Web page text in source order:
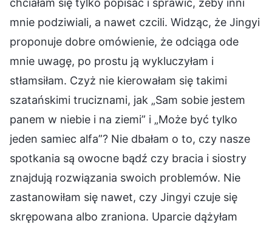
mnie podziwiali, a nawet czcili. Widząc, że Jingyi
proponuje dobre omówienie, że odciąga ode
mnie uwagę, po prostu ją wykluczyłam i
stłamsiłam. Czyż nie kierowałam się takimi
szatańskimi truciznami, jak „Sam sobie jestem
panem w niebie i na ziemi” i „Może być tylko
jeden samiec alfa”? Nie dbałam o to, czy nasze
spotkania są owocne bądź czy bracia i siostry
znajdują rozwiązania swoich problemów. Nie
zastanowiłam się nawet, czy Jingyi czuje się
skrępowana albo zraniona. Uparcie dążyłam